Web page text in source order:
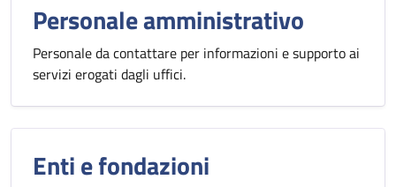
Personale amministrativo
Personale da contattare per informazioni e supporto ai
servizi erogati dagli uffici.
Enti e fondazioni